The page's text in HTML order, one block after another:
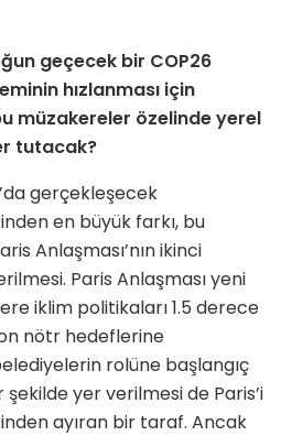
geçecek bir COP26
hızlanması için
müzakereler özelinde yerel
tutacak?
gerçekleşecek
en büyük farkı, bu
Anlaşması’nın ikinci
Paris Anlaşması yeni
iklim politikaları 1.5 derece
nötr hedeflerine
rolüne başlangıç
yer verilmesi de Paris’i
ayıran bir taraf. Ancak